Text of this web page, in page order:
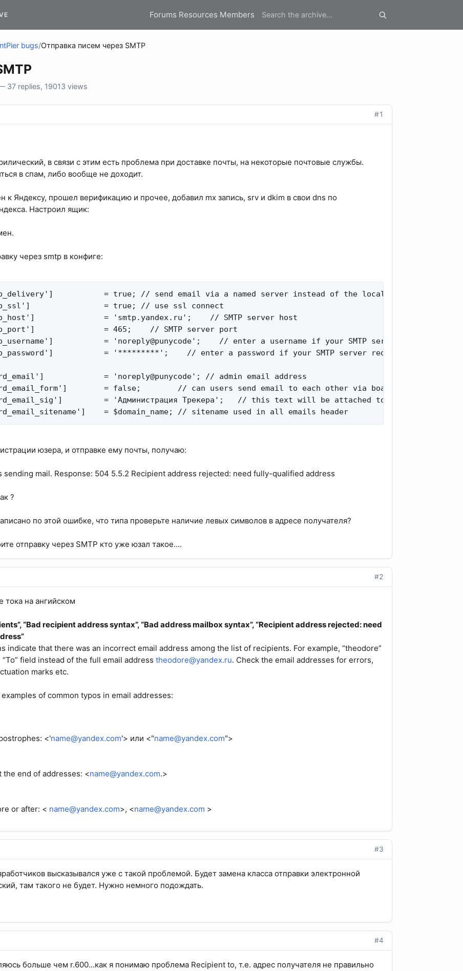
Forums Resources Members
bugs/Отправка писем через SMTP
37 replies, 19013 views
#1
в связи с этим есть проблема при доставке почты, на некоторые почтовые службы.
в спам, либо вообще не доходит.
к Яндексу, прошел верификацию и прочее, добавил mx запись, srv и dkim в свои dns по
Настроил ящик:
через smtp в конфиге:
= true; // send email via a named server instead of the local mail function
= true; // use ssl connect
= 'smtp.yandex.ru';    // SMTP server host
= 465;    // SMTP server port
= 'noreply@punycode';    // enter a username if your SMTP server requires it
= '*********';    // enter a password if your SMTP server requires it
= 'noreply@punycode'; // admin email address
= false;        // can users send email to each other via board
= 'Администрация Трекера';   // this text will be attached to all emails the
= $domain_name; // sitename used in all emails header
юзера, и отправке ему почты, получаю:
sending mail. Response: 504 5.5.2 Recipient address rejected: need fully-qualified address
?
по этой ошибке, что типа проверьте наличие левых символов в адресе получателя?
отправку через SMTP кто уже юзал такое....
#2
тока на ангийском
“Bad recipient address syntax”, “Bad address mailbox syntax”, “Recipient address rejected: need
indicate that there was an incorrect email address among the list of recipients. For example, “theodore”
field instead of the full email address theodore@yandex.ru. Check the email addresses for errors,
marks etc.
of common typos in email addresses:
<'name@yandex.com'> или <"name@yandex.com">
the end of addresses: <name@yandex.com.>
or after: < name@yandex.com>, <name@yandex.com >
#3
высказывался уже с такой проблемой. Будет замена класса отправки электронной
там такого не будет. Нужно немного подождать.
#4
больше чем r.600...как я понимаю проблема Recipient to, т.е. адрес получателя не правильно